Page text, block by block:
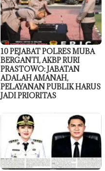
10 PEJABAT POLRES MUBA
BERGANTI, AKBP RURI
PRASTOWO: JABATAN
ADALAH AMANAH,
PELAYANAN PUBLIK HARUS
JADI PRIORITAS